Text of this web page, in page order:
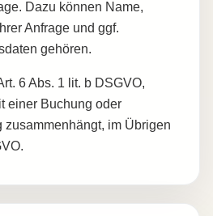
Dazu können Name,
Anfrage und ggf.
gehören.
6 Abs. 1 lit. b DSGVO,
einer Buchung oder
zusammenhängt, im Übrigen